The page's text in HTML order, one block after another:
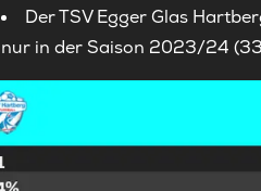
Der TSV Egger Glas
nur in der Saison 2023/24